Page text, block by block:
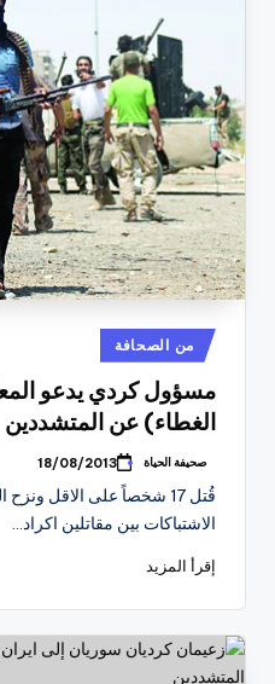
نُشر
في
من الصحافة
مسؤول كردي يدعو
الغطاء) عن المتشددين
تمّ
بواسطة
صحيفة الحياة 18/08/2013
قُتل 17 شخصاً على الاقل
الاشتباكات بين مقاتلين اكراد…
إقرأ المزيد